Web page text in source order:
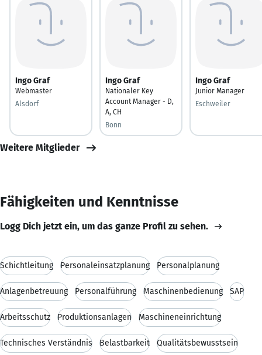
Ingo Graf
Webmaster
Alsdorf
Ingo Graf
Nationaler Key
Account Manager - D,
A, CH
Bonn
Ingo Graf
Junior Manager
Eschweiler
Weitere Mitglieder
Fähigkeiten und Kenntnisse
Logg Dich jetzt ein, um das ganze Profil zu sehen.
Schichtleitung Personaleinsatzplanung Personalplanung
Anlagenbetreuung Personalführung Maschinenbedienung SAP
Arbeitsschutz Produktionsanlagen Maschineneinrichtung
Technisches Verständnis Belastbarkeit Qualitätsbewusstsein